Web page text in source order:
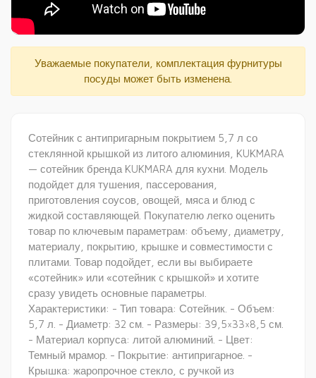
Видеообзор сотейники смт3281а
Уважаемые покупатели, комплектация фурнитуры
посуды может быть изменена.
Сотейник с антипригарным покрытием 5,7 л со
стеклянной крышкой из литого алюминия, KUKMARA
— сотейник бренда KUKMARA для кухни. Модель
подойдет для тушения, пассерования,
приготовления соусов, овощей, мяса и блюд с
жидкой составляющей. Покупателю легко оценить
товар по ключевым параметрам: объему, диаметру,
материалу, покрытию, крышке и совместимости с
плитами. Товар подойдет, если вы выбираете
«сотейник» или «сотейник c крышкой» и хотите
сразу увидеть основные параметры.
Характеристики: - Тип товара: Сотейник. - Объем:
5,7 л. - Диаметр: 32 см. - Размеры: 39,5×33×8,5 см.
- Материал корпуса: литой алюминий. - Цвет:
Темный мрамор. - Покрытие: антипригарное. -
Крышка: жаропрочное стекло, с ручкой из